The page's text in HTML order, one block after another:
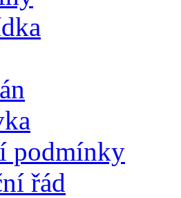
podmínky
řád